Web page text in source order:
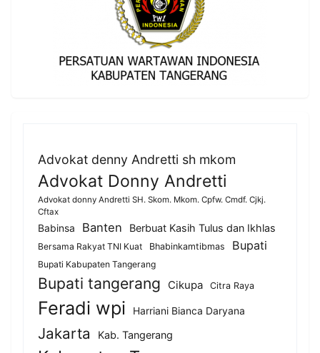
Advokat denny Andretti sh mkom
Advokat Donny Andretti
Advokat donny Andretti SH. Skom. Mkom. Cpfw. Cmdf. Cjkj.
Cftax
Babinsa Banten Berbuat Kasih Tulus dan Ikhlas
Bersama Rakyat TNI Kuat Bhabinkamtibmas Bupati
Bupati Kabupaten Tangerang
Bupati tangerang Cikupa Citra Raya
Feradi wpi Harriani Bianca Daryana
Jakarta Kab. Tangerang